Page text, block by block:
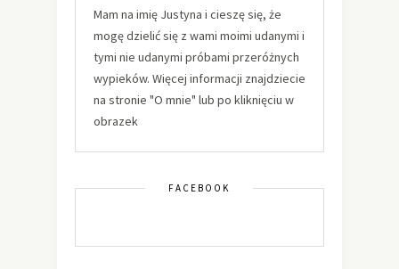
Mam na imię Justyna i cieszę się, że
mogę dzielić się z wami moimi udanymi i
tymi nie udanymi próbami przeróżnych
wypieków. Więcej informacji znajdziecie
na stronie "O mnie" lub po kliknięciu w
obrazek
FACEBOOK